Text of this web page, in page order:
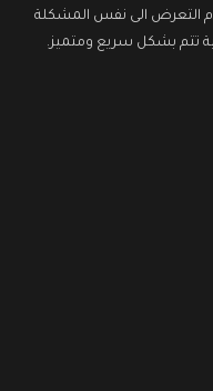
التعرض الى نفس المشكلة
تتم بشكل سريع ومتميز.